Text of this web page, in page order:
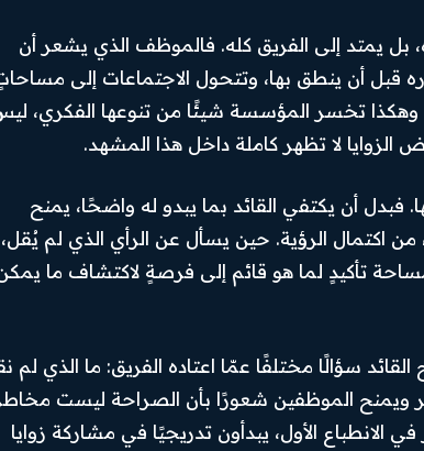
Xبل يمتد إلى الفريق كله. فالموظف الذي يشعر أن
قبل أن ينطق بها، وتتحول الاجتماعات إلى
وهكذا تخسر المؤسسة شيئًا من تنوعها الفكري،
الزوايا لا تظهر كاملة داخل هذا المشهد.
فبدل أن يكتفي القائد بما يبدو له واضحًا، يمنح
اكتمال الرؤية. حين يسأل عن الرأي الذي لم يُقل،
تأكيدٍ لما هو قائم إلى فرصةٍ لاكتشاف ما
سؤالًا مختلفًا عمّا اعتاده الفريق: ما الذي لم
ويمنح الموظفين شعورًا بأن الصراحة ليست
الأول، يبدأون تدريجيًا في مشاركة زوايا